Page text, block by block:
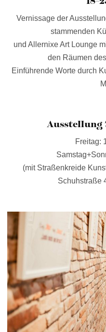
Vernissage der
stammenden
und Allernixe Art Lounge
den Räumen des
Einführende Worte durch
Ausstellung
Freitag:
(mit Straßenkreide
Schuhstraße